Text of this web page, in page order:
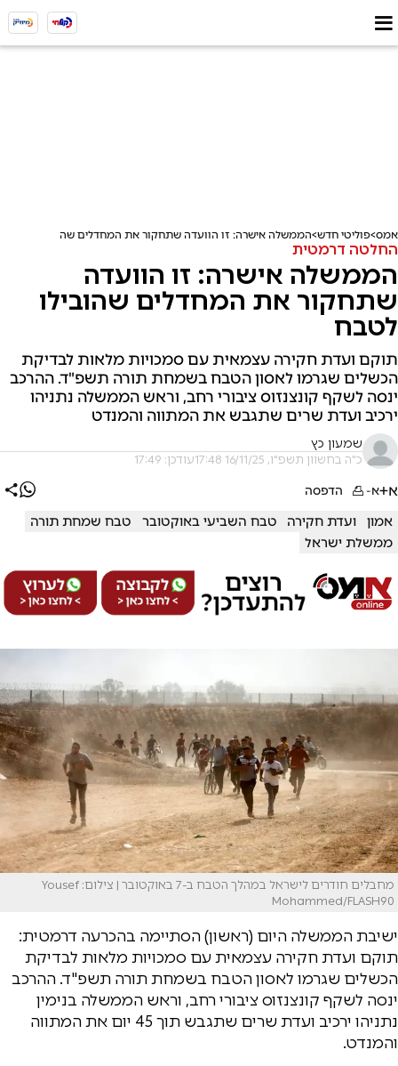
אמס פוליטי חדש הממשלה אישרה: זו הוועדה שתחקור את המחדלים שהובילו לטבח
החלטה דרמטית
הממשלה אישרה: זו הוועדה
שתחקור את המחדלים שהובילו
לטבח
תוקם ועדת חקירה עצמאית עם סמכויות מלאות לבדיקת
הכשלים שגרמו לאסון הטבח בשמחת תורה תשפ"ד. ההרכב
ינסה לשקף קונצנזוס ציבורי רחב, וראש הממשלה נתניהו
ירכיב ועדת שרים שתגבש את המתווה והמנדט
שמעון כץ
כ"ה בחשוון תשפ"ו, 16/11/25 17:48 עודכן: 17:49
א+א- הדפסה
אמון ועדת חקירה טבח השביעי באוקטובר
טבח שמחת תורה
ממשלת ישראל
מחבלים חודרים לישראל במהלך הטבח ב-7 באוקטובר | צילום: Yousef
Mohammed/FLASH90
ישיבת הממשלה היום (ראשון) הסתיימה בהכרעה דרמטית:
תוקם ועדת חקירה עצמאית עם סמכויות מלאות לבדיקת
הכשלים שגרמו לאסון הטבח בשמחת תורה תשפ"ד. ההרכב
ינסה לשקף קונצנזוס ציבורי רחב, וראש הממשלה בנימין
נתניהו ירכיב ועדת שרים שתגבש תוך 45 יום את המתווה
והמנדט.